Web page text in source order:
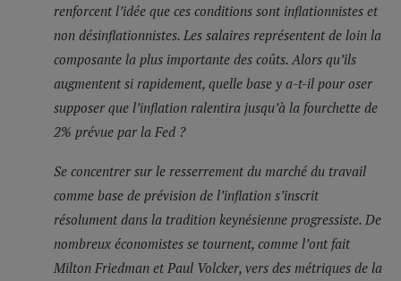
renforcent l’idée que ces conditions sont inflationnistes et
non désinflationnistes. Les salaires représentent de loin la
composante la plus importante des coûts. Alors qu’ils
augmentent si rapidement, quelle base y a-t-il pour oser
supposer que l’inflation ralentira jusqu’à la fourchette de
2% prévue par la Fed ?
Se concentrer sur le resserrement du marché du travail
comme base de prévision de l’inflation s’inscrit
résolument dans la tradition keynésienne progressiste. De
nombreux économistes se tournent, comme l’ont fait
Milton Friedman et Paul Volcker, vers des métriques de la